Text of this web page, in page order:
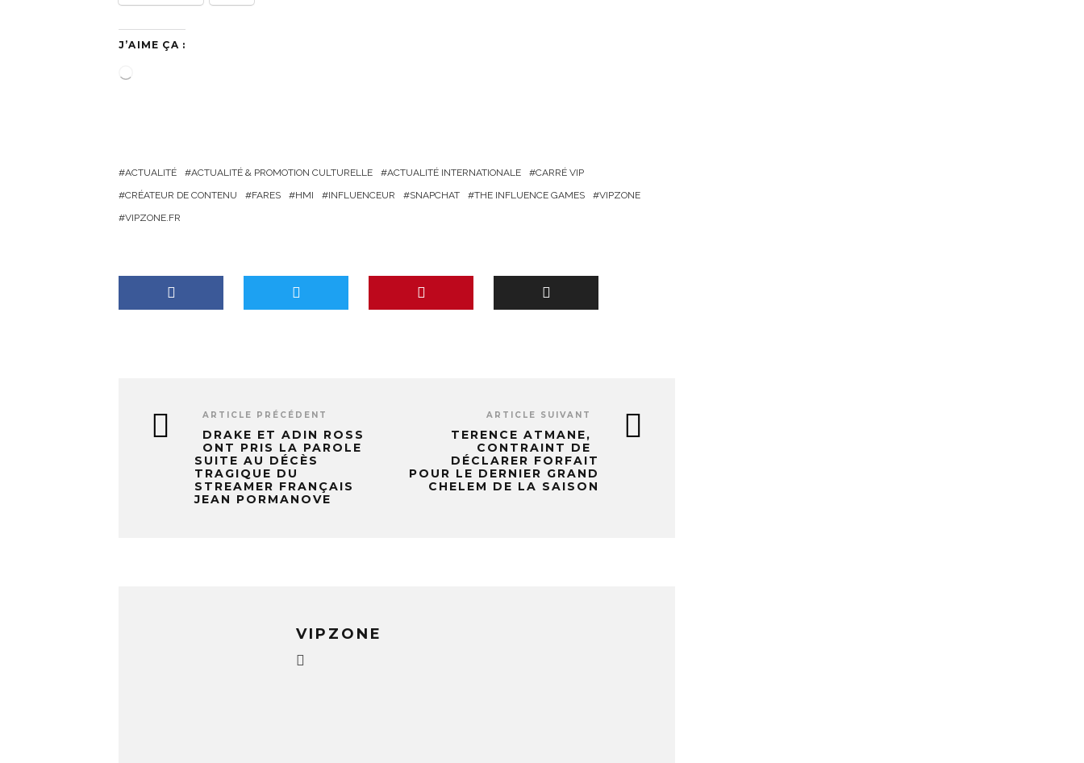
J’AIME ÇA :
t
ACTUALITÉ ACTUALITÉ & PROMOTION CULTURELLE ACTUALITÉ INTERNATIONALE
CARRÉ VIP
CRÉATEUR DE CONTENU
FARES HMI INFLUENCEUR SNAPCHAT THE INFLUENCE GAMES
VIPZONE
VIPZONE.FR
ARTICLE PRÉCÉDENT
DRAKE ET ADIN ROSS
ONT PRIS LA PAROLE
SUITE AU DÉCÈS
TRAGIQUE DU
STREAMER FRANÇAIS
JEAN PORMANOVE
ARTICLE SUIVANT
TERENCE ATMANE,
CONTRAINT DE
DÉCLARER FORFAIT
POUR LE DERNIER GRAND
CHELEM DE LA SAISON
VIPZONE